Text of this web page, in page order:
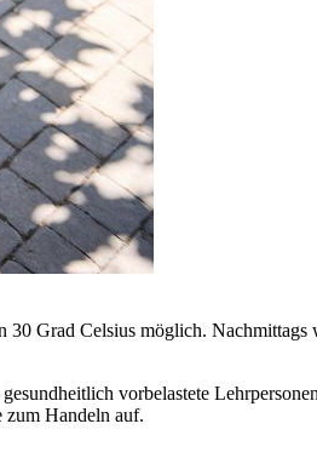
30 Grad Celsius möglich.
vorbelastete
Handeln auf.